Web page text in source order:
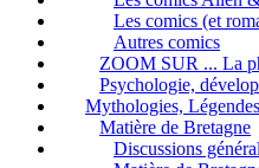
Les comics (et
Autres comics
ZOOM SUR ... La
Psychologie,
Mythologies, Légendes
Matière de Bretagne
Discussions